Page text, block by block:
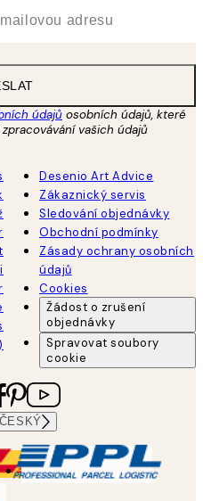
údajů osobních údajů, které
vašich údajů
Desenio Art Advice
Zákaznický servis
Sledování objednávky
Obchodní podmínky
Zásady ochrany osobních
údajů
Cookies
Žádost o zrušení
objednávky
Spravovat soubory
cookie
ČESKÝ